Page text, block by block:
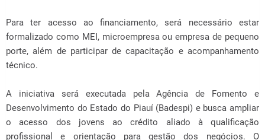
Para ter acesso ao financiamento, será necessário estar
formalizado como MEI, microempresa ou empresa de pequeno
porte, além de participar de capacitação e acompanhamento
técnico.
A iniciativa será executada pela Agência de Fomento e
Desenvolvimento do Estado do Piauí (Badespi) e busca ampliar
o acesso dos jovens ao crédito aliado à qualificação
profissional e orientação para gestão dos negócios. O